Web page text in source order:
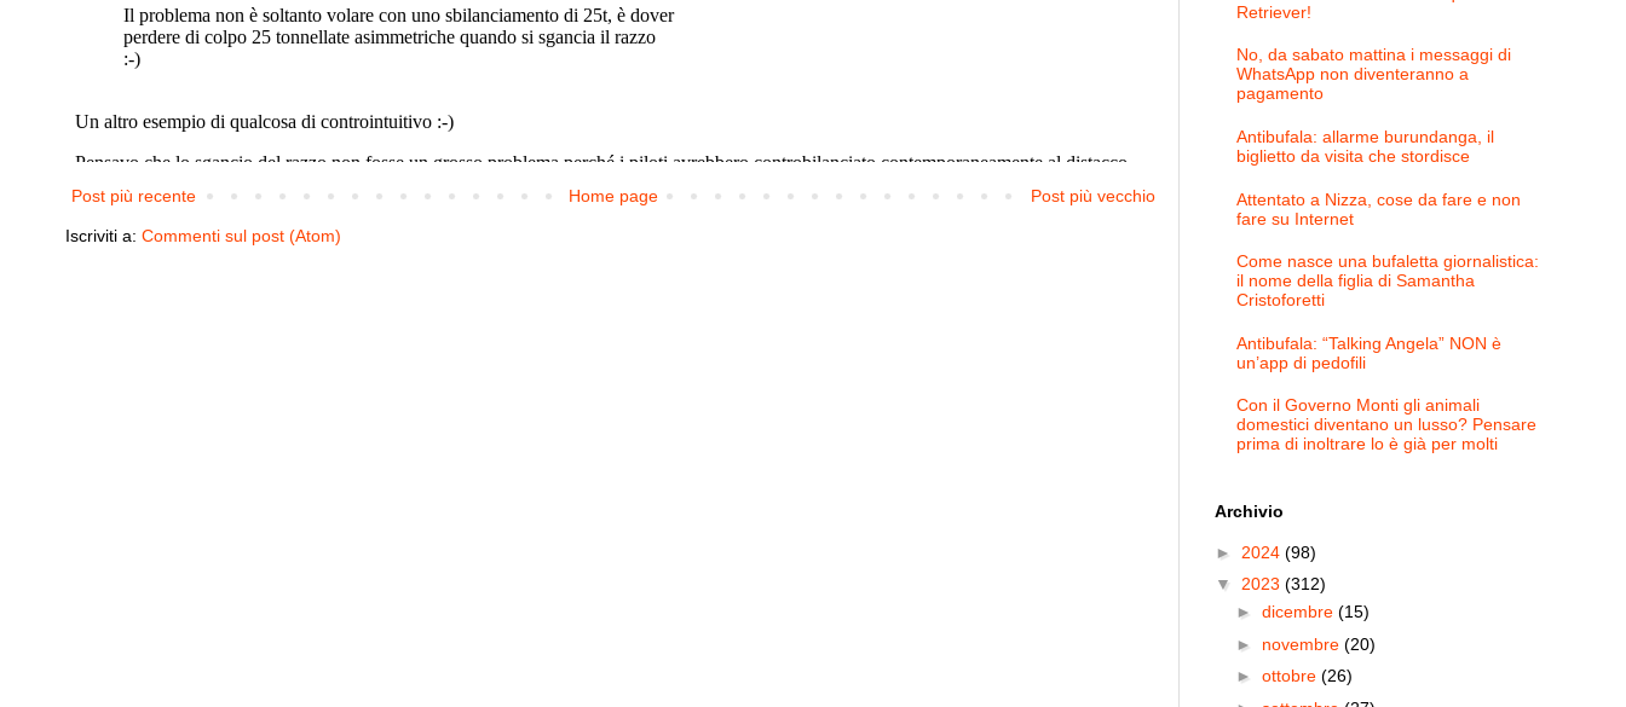
Post più recente Post più vecchio
Home page
Iscriviti a: Commenti sul post (Atom)
Retriever!
No, da sabato mattina i messaggi di
WhatsApp non diventeranno a
pagamento
Antibufala: allarme burundanga, il
biglietto da visita che stordisce
Attentato a Nizza, cose da fare e non
fare su Internet
Come nasce una bufaletta giornalistica:
il nome della figlia di Samantha
Cristoforetti
Antibufala: “Talking Angela” NON è
un’app di pedofili
Con il Governo Monti gli animali
domestici diventano un lusso? Pensare
prima di inoltrare lo è già per molti
Archivio
► 2024 (98)
▼ 2023 (312)
► dicembre (15)
► novembre (20)
► ottobre (26)